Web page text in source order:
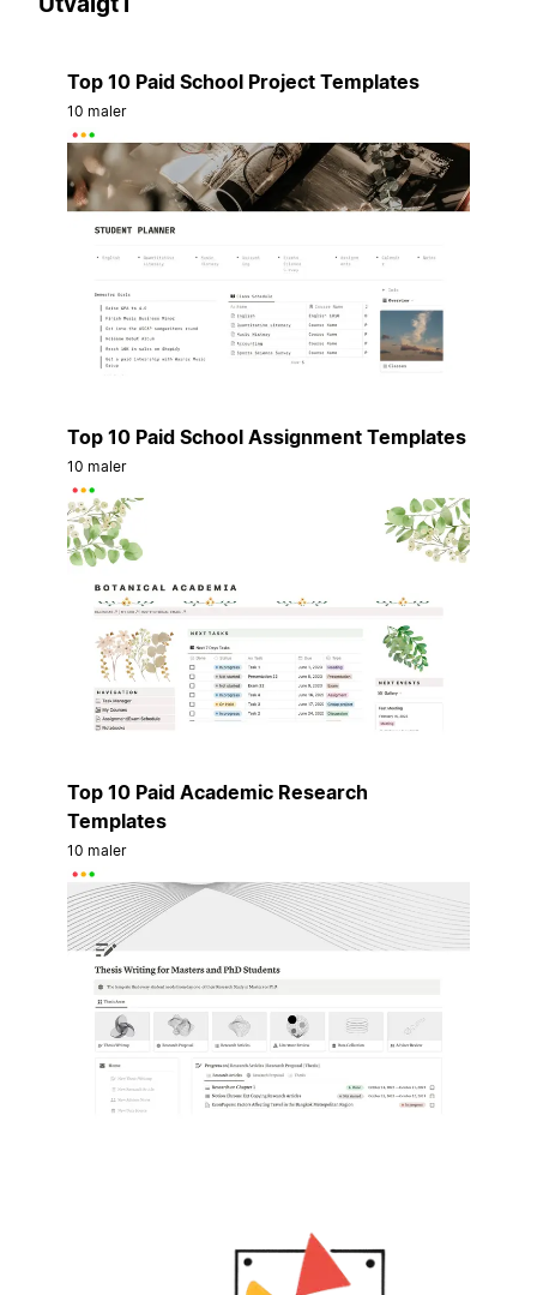
Top 10 Paid School Project Templates
10 maler
Top 10 Paid School Assignment Templates
10 maler
Top 10 Paid Academic Research
Templates
10 maler